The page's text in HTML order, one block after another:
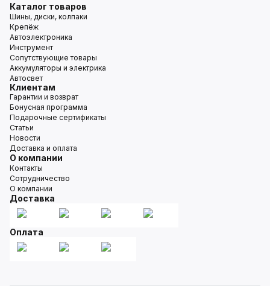
Каталог товаров
Шины, диски, колпаки
Крепёж
Автоэлектроника
Инструмент
Сопутствующие товары
Аккумуляторы и электрика
Автосвет
Клиентам
Гарантии и возврат
Бонусная программа
Подарочные сертификаты
Статьи
Новости
Доставка и оплата
О компании
Контакты
Сотрудничество
О компании
Доставка
Оплата